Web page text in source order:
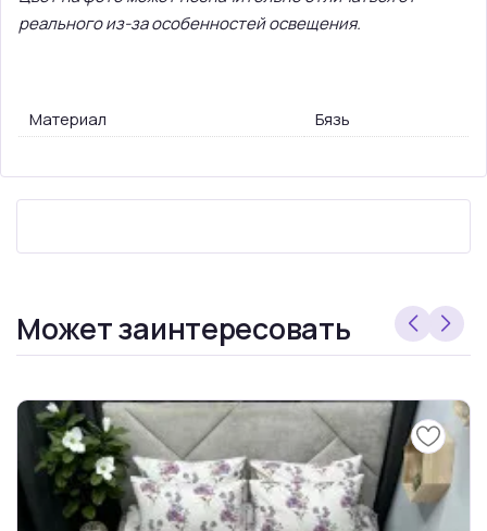
реального из-за особенностей освещения.
Материал Бязь
Может заинтересовать